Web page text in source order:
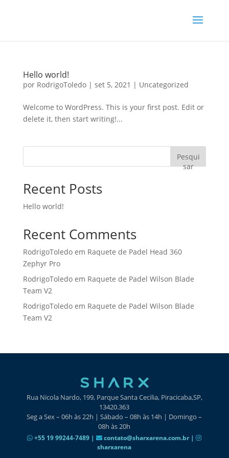
Hello world!
por RodrigoToledo| set 5, 2021 | Uncategorized
Welcome to WordPress. This is your first post. Edit or
delete it, then start writing!...
Pesqui
sar
Recent Posts
Hello world!
Recent Comments
RodrigoToledoem Raquete de Padel Head 360
Zephyr Pro
RodrigoToledoem Raquete de Padel Wilson Blade
Team V2
RodrigoToledoem Raquete de Padel Wilson Blade
Team V2
Rua Nicola Nardo, 199, Parque Santa Cecilia, Piracicaba,SP,
13420.363
Seg a Sex – 06h às 22h | Sábado – 08h às 14h | Domingo –
08h às 20h
+55 19 99244-7489 |
contato@sharxarena.com.br |
sharxarena